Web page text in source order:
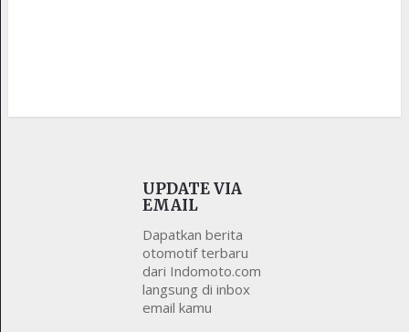
UPDATE VIA
EMAIL
Dapatkan berita
otomotif terbaru
dari Indomoto.com
langsung di inbox
email kamu